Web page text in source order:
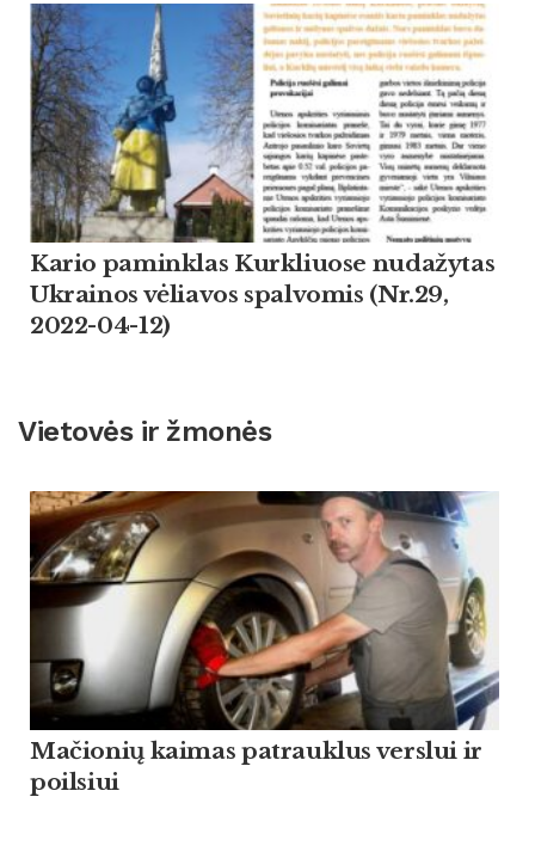
Kario paminklas Kurkliuose nudažytas
Ukrainos vėliavos spalvomis (Nr.29,
2022-04-12)
Vietovės ir žmonės
Mačionių kaimas patrauklus verslui ir
poilsiui